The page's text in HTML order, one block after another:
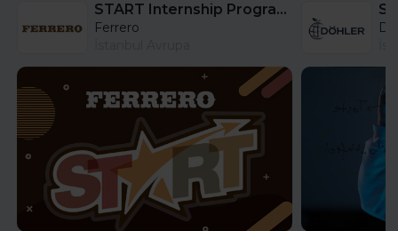
START Internship Program (Sales) - Istanbul
Ferrero